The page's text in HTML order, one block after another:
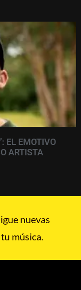
EL EMOTIVO
ARTISTA
nuevas
música.